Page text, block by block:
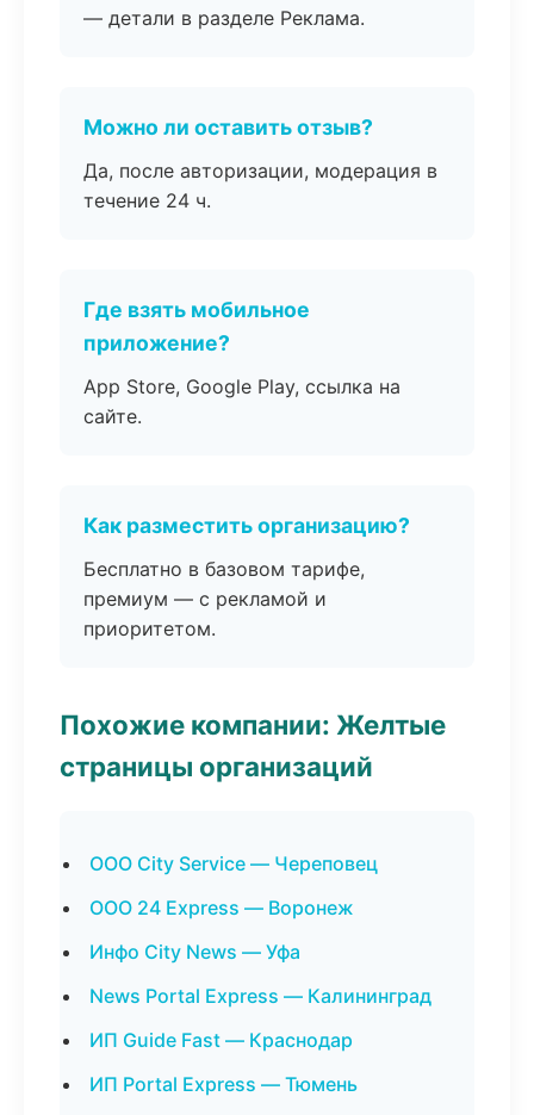
— детали в разделе Реклама.
Можно ли оставить отзыв?
Да, после авторизации, модерация в
течение 24 ч.
Где взять мобильное
приложение?
App Store, Google Play, ссылка на
сайте.
Как разместить организацию?
Бесплатно в базовом тарифе,
премиум — с рекламой и
приоритетом.
Похожие компании: Желтые
страницы организаций
ООО City Service — Череповец
ООО 24 Express — Воронеж
Инфо City News — Уфа
News Portal Express — Калининград
ИП Guide Fast — Краснодар
ИП Portal Express — Тюмень